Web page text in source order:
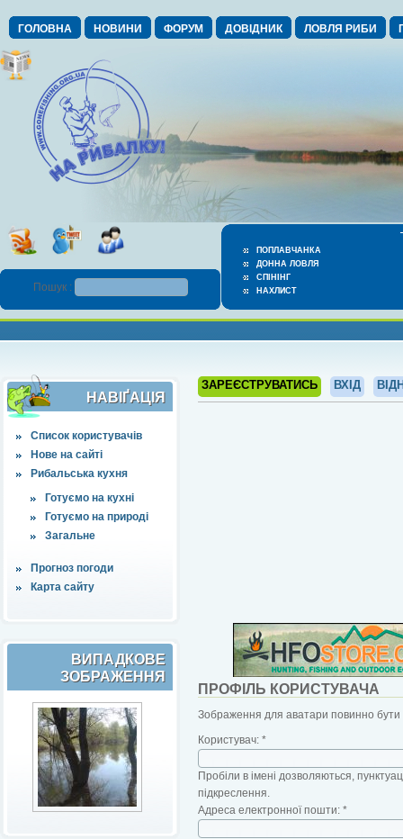
ГОЛОВНА НОВИНИ ФОРУМ ДОВІДНИК ЛОВЛЯ РИБИ
ПОПЛАВЧАНКА
ДОННА ЛОВЛЯ
СПІНІНГ
НАХЛИСТ
Пошук :
НАВІҐАЦІЯ
Список користувачів
Нове на сайті
Рибальська кухня
Готуємо на кухні
Готуємо на природі
Загальне
Прогноз погоди
Карта сайту
ВИПАДКОВЕ
ЗОБРАЖЕННЯ
ЗАРЕЄСТРУВАТИСЬ ВХІД
ПРОФІЛЬ КОРИСТУВАЧА
Зображення для аватари повинно бути
Користувач: *
Пробіли в імені дозволяються,
підкреслення.
Адреса електронної пошти: *